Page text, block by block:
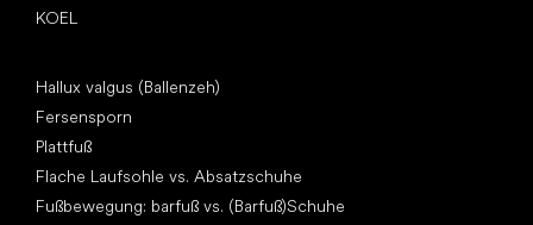
KOEL
Hallux valgus (Ballenzeh)
Fersensporn
Plattfuß
Flache Laufsohle vs. Absatzschuhe
Fußbewegung: barfuß vs. (Barfuß)Schuhe